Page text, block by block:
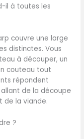
Ninja sont
de
FULL TANG :
d'une
métal pour
plus
durable qui
AIGUISEUR
il à toutes les
couvre une large
distinctes. Vous
à découper, un
couteau tout
répondent
de la découpe
de la viande.
?